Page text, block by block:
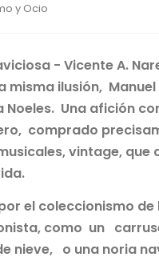
y Ocio
- Vicente A.
misma ilusión,
Noeles. Una afición
comprado
vintage,
el coleccionismo
como un
nieve, o una noria